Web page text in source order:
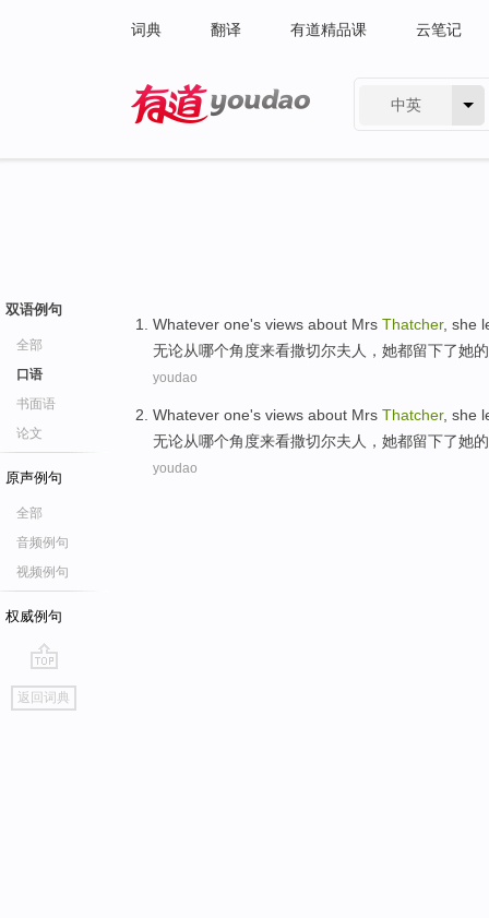
词典 翻译 有道精品课 云笔记
中英
双语例句
全部
口语
书面语
论文
原声例句
全部
音频例句
视频例句
权威例句
go
top
返回词典
Whatever one's views about Mrs Thatcher, she
无论从哪个角度来看撒切尔夫人， 她都留下了她的
youdao
Whatever one's views about Mrs Thatcher, she
无论从哪个角度来看撒切尔夫人， 她都留下了她的
youdao